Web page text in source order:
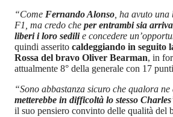
“Come Fernando Alonso , ha avuto
F1, ma credo che per entrambi sia
liberi i loro sedilie concedere
quindi asserito caldeggiando in seguito
Rossa del bravo Oliver Bearman, in
attualmente 8° della generale con 17
“Sono abbastanza sicuro che qualora ne
metterebbe in difficoltà lo stesso Charles
il suo pensiero convinto delle qualità del